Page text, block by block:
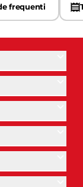
frequenti